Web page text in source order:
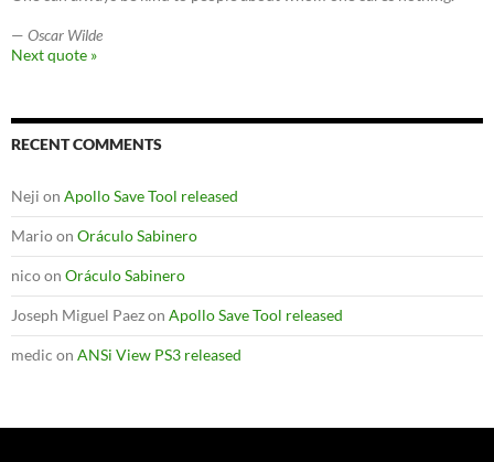
— Oscar Wilde
Next quote »
RECENT COMMENTS
Neji on Apollo Save Tool released
Marioon Oráculo Sabinero
nicoon Oráculo Sabinero
Joseph Miguel Paezon Apollo Save Tool released
medic on ANSi View PS3 released